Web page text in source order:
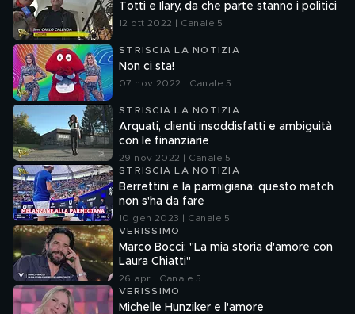
Totti e Ilary, da che parte stanno i politici
12 ott 2022 | Canale 5
STRISCIA LA NOTIZIA
Non ci sta!
07 nov 2022 | Canale 5
STRISCIA LA NOTIZIA
Arquati, clienti insoddisfatti e ambiguità
con le finanziarie
29 nov 2022 | Canale 5
STRISCIA LA NOTIZIA
Berrettini e la parmigiana: questo match
non s'ha da fare
10 gen 2023 | Canale 5
VERISSIMO
Marco Bocci: "La mia storia d'amore con
Laura Chiatti"
26 apr | Canale 5
VERISSIMO
Michelle Hunziker e l'amore